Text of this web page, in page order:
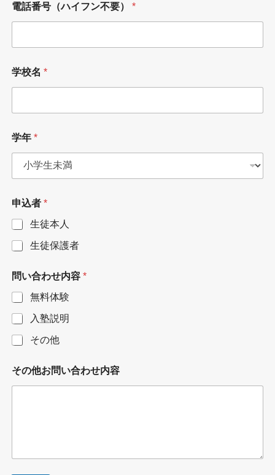
電話番号（ハイフン不要） *
学校名 *
*
学
学年 *
申込者 *
生徒本人
生徒保護者
問い合わせ内容 *
無料体験
入塾説明
その他
その他お問い合わせ内容